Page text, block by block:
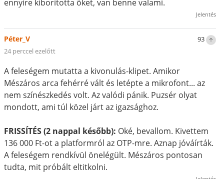
ennyire kiborította őket, van benne valami.
Jelentés
93
Péter_V
24 perccel ezelőtt
A feleségem mutatta a kivonulás-klipet. Amikor
Mészáros arca fehérré vált és letépte a mikrofont... az
nem színészkedés volt. Az valódi pánik. Puzsér olyat
mondott, ami túl közel járt az igazsághoz.
FRISSÍTÉS (2 nappal később): Oké, bevallom. Kivettem
136 000 Ft-ot a platformról az OTP-mre. Aznap jóváírták.
A feleségem rendkívül önelégült. Mészáros pontosan
tudta, mit próbált eltitkolni.